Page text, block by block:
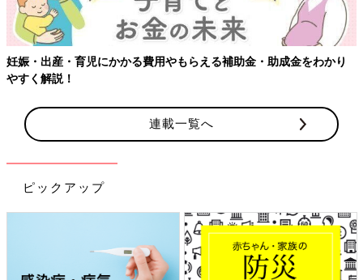
連載一覧へ
ピックアップ